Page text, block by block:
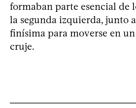
formaban parte esencial de
la segunda izquierda, junto
finísima para moverse en
cruje.